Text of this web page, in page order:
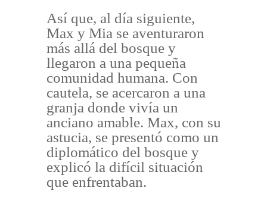
Así que, al día siguiente,
Max y Mia se aventuraron
más allá del bosque y
llegaron a una pequeña
comunidad humana. Con
cautela, se acercaron a una
granja donde vivía un
anciano amable. Max, con su
astucia, se presentó como un
diplomático del bosque y
explicó la difícil situación
que enfrentaban.